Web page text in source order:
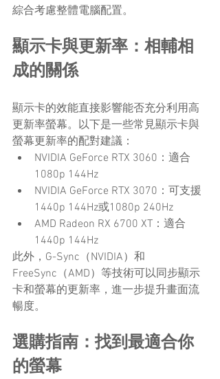
綜合考慮整體電腦配置。
顯示卡與更新率：相輔相
成的關係
顯示卡的效能直接影響能否充分利用高
更新率螢幕。以下是一些常見顯示卡與
螢幕更新率的配對建議：
NVIDIA GeForce RTX 3060：適合
1080p 144Hz
NVIDIA GeForce RTX 3070：可支援
1440p 144Hz或1080p 240Hz
AMD Radeon RX 6700 XT：適合
1440p 144Hz
此外，G-Sync（NVIDIA）和
FreeSync（AMD）等技術可以同步顯示
卡和螢幕的更新率，進一步提升畫面流
暢度。
選購指南：找到最適合你
的螢幕